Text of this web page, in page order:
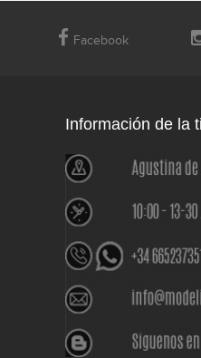
Facebook
Información de la